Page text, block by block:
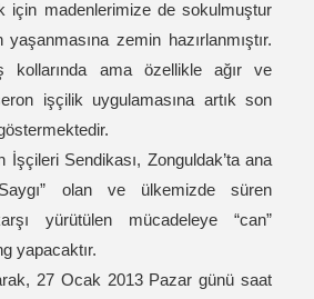
için madenlerimize de sokulmuştur
yaşanmasına zemin hazırlanmıştır.
kollarında ama özellikle ağır ve
işçilik uygulamasına artık son
Sendikası, Zonguldak’ta ana
olan ve ülkemizde süren
yürütülen mücadeleye “can”
yapacaktır.
27 Ocak 2013 Pazar günü saat